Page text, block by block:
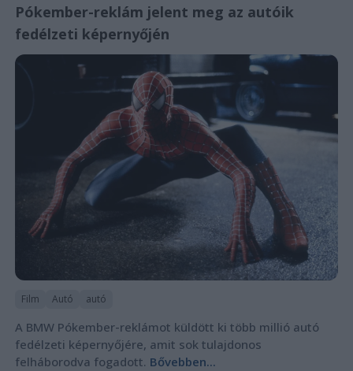
Pókember-reklám jelent meg az autóik
fedélzeti képernyőjén
Film Autó autó
A BMW Pókember-reklámot küldött ki több millió autó
fedélzeti képernyőjére, amit sok tulajdonos
felháborodva fogadott. Bővebben...